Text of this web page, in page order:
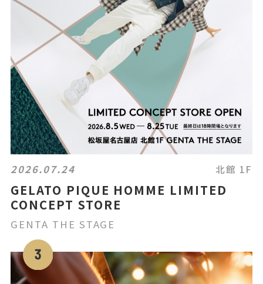
2026.07.24 北館 1F
GELATO PIQUE HOMME LIMITED
CONCEPT STORE
GENTA THE STAGE